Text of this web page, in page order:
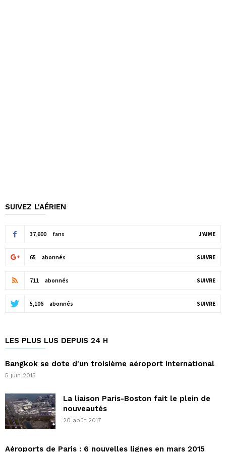
SUIVEZ L'AÉRIEN
37,600 fans J'AIME
65 abonnés SUIVRE
711 abonnés SUIVRE
5,106 abonnés SUIVRE
LES PLUS LUS DEPUIS 24 H
Bangkok se dote d'un troisième aéroport international
5 juin 2015
La liaison Paris-Boston fait le plein de
nouveautés
20 août 2017
Aéroports de Paris : 6 nouvelles lignes en mars 2015